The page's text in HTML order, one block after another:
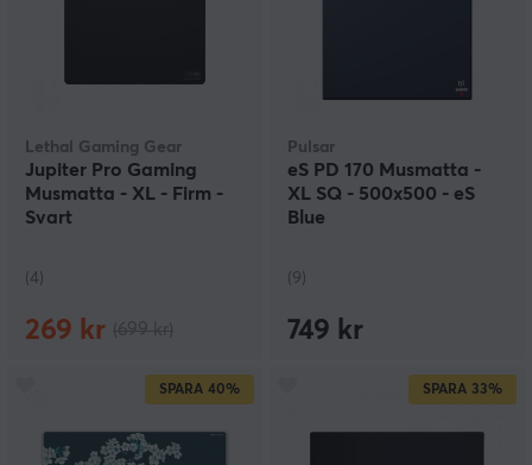
Lethal Gaming Gear
Jupiter Pro Gaming
Musmatta - XL - Firm -
Svart
(4)
269 kr
Pulsar
eS PD 170 Musmatta -
XL SQ - 500x500 - eS
Blue
(9)
749 kr
SPARA 40% SPARA 33%